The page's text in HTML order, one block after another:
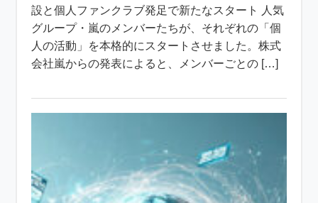
設と個人ファンクラブ発足で新たなスタート 人気
グループ・嵐のメンバーたちが、それぞれの「個
人の活動」を本格的にスタートさせました。株式
会社嵐からの発表によると、メンバーごとの […]